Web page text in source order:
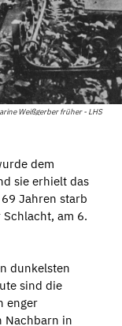
Weißgerber früher - LHS
dem
sie erhielt das
Jahren starb
am 6.
dunkelsten
sind die
enger
Nachbarn in